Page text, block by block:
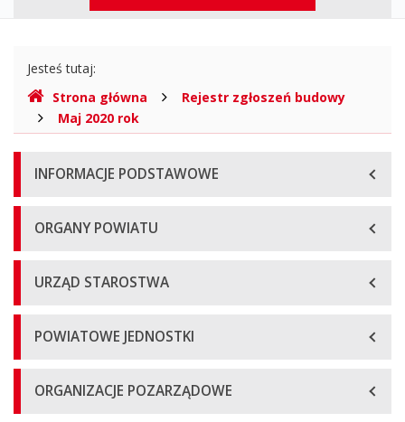
Biuletyn
Publicznej
Gdzie
jesteśmy
Jesteś tutaj:
Strona główna
Rejestr zgłoszeń budowy
Maj 2020 rok
Menu
główne
INFORMACJE PODSTAWOWE
ORGANY POWIATU
URZĄD STAROSTWA
POWIATOWE JEDNOSTKI
ORGANIZACJE POZARZĄDOWE